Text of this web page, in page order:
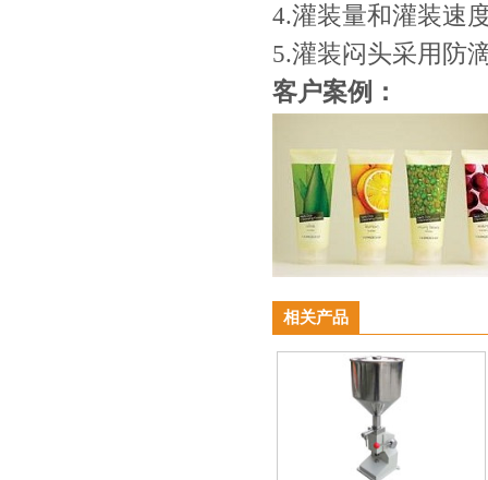
4.灌装量和灌装速
5.灌装闷头采用防
客户案例：
相关产品